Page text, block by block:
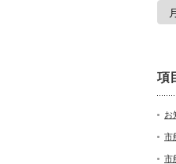
項
お
市
市